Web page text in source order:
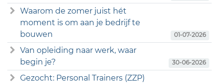
Waarom de zomer juist hét
moment is om aan je bedrijf te
bouwen
01-07-2026
Van opleiding naar werk, waar
begin je?
30-06-2026
Gezocht: Personal Trainers (ZZP)